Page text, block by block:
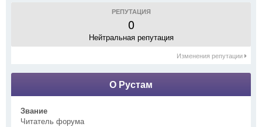
РЕПУТАЦИЯ
0
Нейтральная репутация
Изменения репутации
О Рустам
Звание
Читатель форума